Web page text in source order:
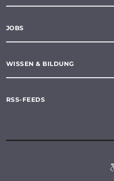
JOBS
WISSEN & BILDUNG
RSS-FEEDS